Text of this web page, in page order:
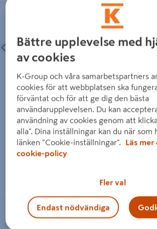
WC-BESLAG HABO ALICANTE VIT
Föregående Nästa
WC-BESLAG HABO
ALICANTE VIT
165 kr / SB
Se lagerstatus i din butik
WC-BESLAG
18370
WC-
KROM 18370
279 kr/
Se
Bättre upplevelse med
av cookies
K-Group och våra samarbetspartners
cookies för att webbplatsen ska
förväntat och för att ge dig den bästa
användarupplevelsen. Du kan
användning av cookies genom att
alla". Dina inställningar kan du när som
länken "Cookie-inställningar".
Läs mer
cookie-policy
Fler val
Endast nödvändiga